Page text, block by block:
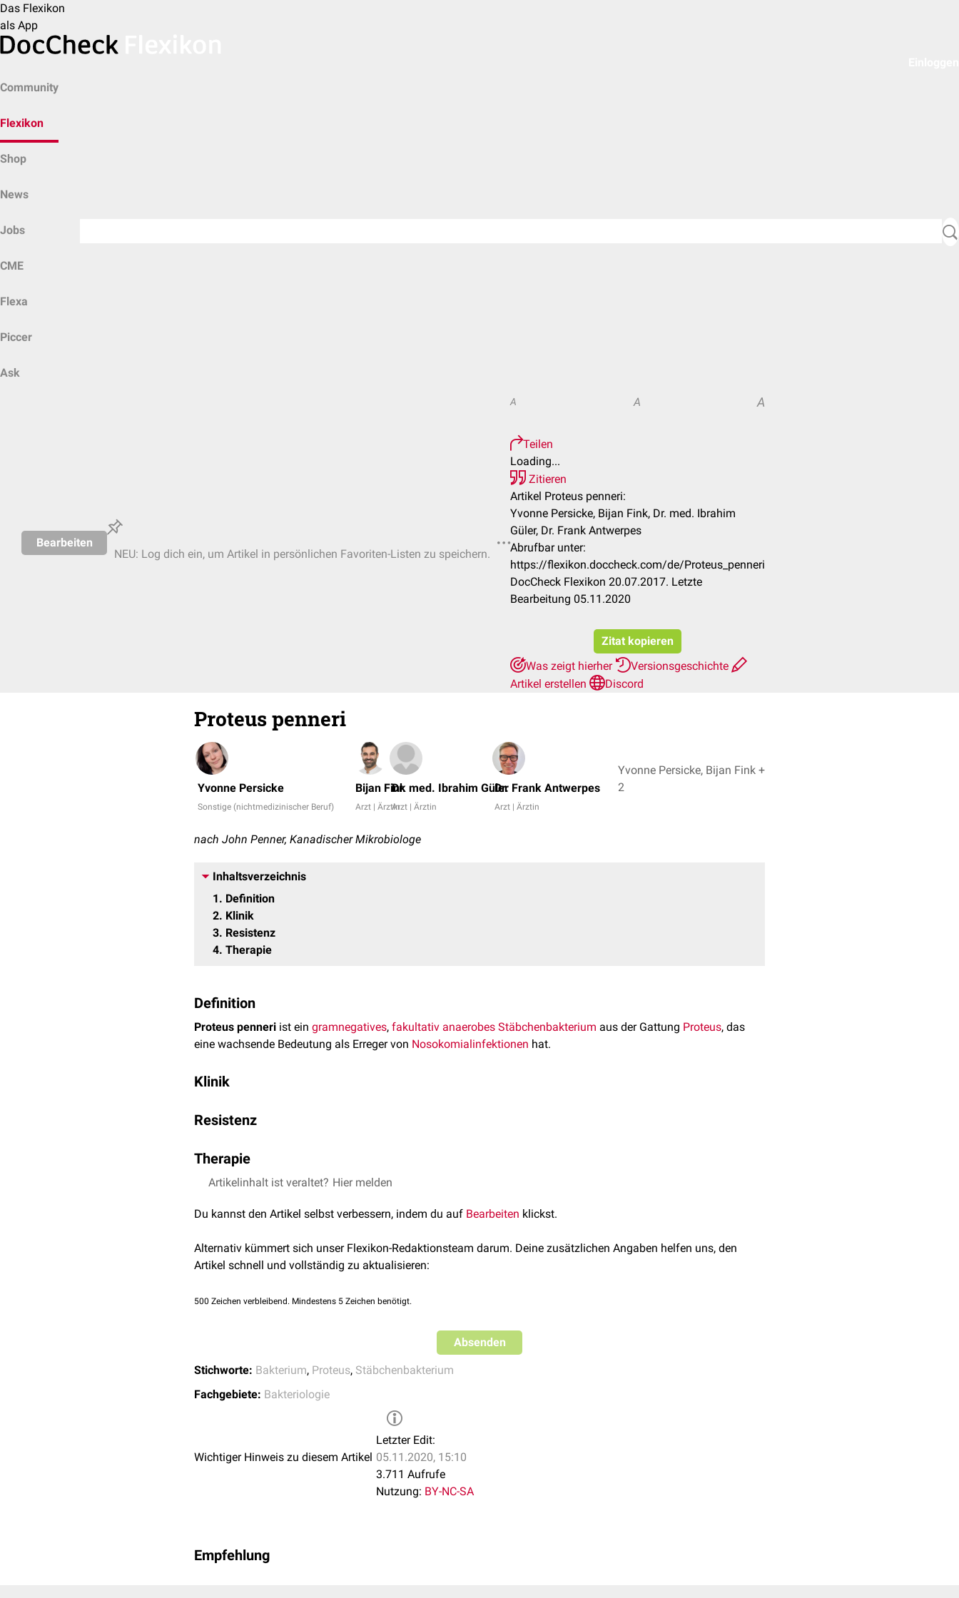
Das Flexikon
als App
Community
Flexikon
Shop
News
Jobs
CME
Flexa
Piccer
Ask
Bearbeiten
NEU: Log dich ein, um Artikel in persönlichen Favoriten-Listen zu speichern.
A A A
Teilen
Loading...
Zitieren
Artikel Proteus penneri:
Yvonne Persicke, Bijan Fink, Dr. med. Ibrahim
Güler, Dr. Frank Antwerpes
Abrufbar unter:
https://flexikon.doccheck.com/de/Proteus_penneri
DocCheck Flexikon 20.07.2017. Letzte
Bearbeitung 05.11.2020
Zitat kopieren
Was zeigt hierher
Versionsgeschichte
Artikel erstellen
Discord
Proteus penneri
Yvonne Persicke
Sonstige (nichtmedizinischer Beruf)
Bijan Fink
Arzt | Ärztin
Dr. med. Ibrahim Güler
Arzt | Ärztin
Dr. Frank Antwerpes
Arzt | Ärztin
Yvonne Persicke, Bijan Fink +
2
nach John Penner, Kanadischer Mikrobiologe
Inhaltsverzeichnis
1
Definition
2 Klinik
3 Resistenz
4 Therapie
Definition
Proteus penneri ist ein gramnegatives, fakultativ anaerobes Stäbchenbakterium aus der Gattung Proteus, das
eine wachsende Bedeutung als Erreger von Nosokomialinfektionen hat.
Klinik
langzeithospitalisierten Patienten und Patienten mit
Resistenz
Resistenz gegenüber
unempfindlich gegenüberTetrazyklinen
Therapie
WirksameAntibiotikazur Behandlung von Infektionen mit Proteus penneri sind u.a.
siehe auch :Multiresistente gramnegative Erreger
Artikelinhalt ist veraltet? Hier melden
Du kannst den Artikel selbst verbessern, indem du auf Bearbeiten klickst.
Alternativ kümmert sich unser Flexikon-Redaktionsteam darum. Deine zusätzlichen Angaben helfen uns, den
Artikel schnell und vollständig zu aktualisieren:
500 Zeichen verbleibend. Mindestens 5 Zeichen benötigt.
Absenden
Stichworte: Bakterium, Proteus, Stäbchenbakterium
Fachgebiete: Bakteriologie
Wichtiger Hinweis zu diesem Artikel
Letzter Edit:
05.11.2020, 15:10
3.711 Aufrufe
Nutzung: BY-NC-SA
Empfehlung